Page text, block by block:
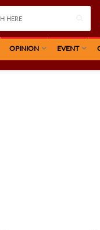
OPINION EVENT